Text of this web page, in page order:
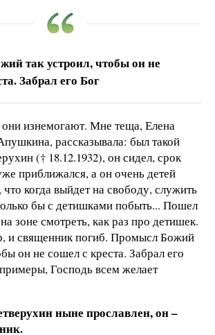
так устроил, чтобы он не
Забрал его Бог
изнемогают. Мне теща, Елена
рассказывала: был такой
(† 18.12.1932), он сидел, срок
приближался, а он очень детей
когда выйдет на свободу, служить
бы с детишками побыть... Пошел
зоне смотреть, как раз про детишек.
и священник погиб. Промысл Божий
он не сошел с креста. Забрал его
Господь всем желает
ныне прославлен, он –